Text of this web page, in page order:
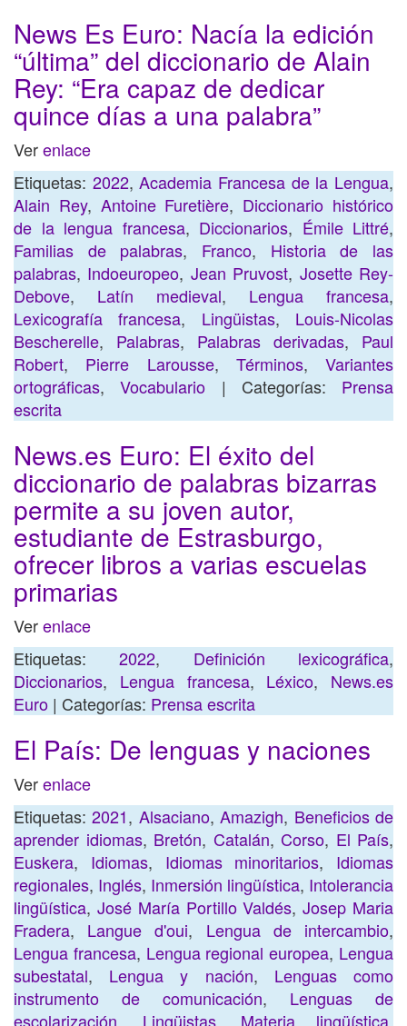
News Es Euro: Nacía la edición
“última” del diccionario de Alain
Rey: “Era capaz de dedicar
quince días a una palabra”
Verenlace
Etiquetas: 2022,Academia Francesa de la Lengua,
Alain Rey, Antoine Furetière, Diccionario histórico
de la lengua francesa, Diccionarios, Émile Littré,
Familias de palabras, Franco, Historia de las
palabras, Indoeuropeo, Jean Pruvost, Josette Rey-
Debove, Latín medieval, Lengua francesa,
Lexicografía francesa, Lingüistas, Louis-Nicolas
Bescherelle, Palabras, Palabras derivadas, Paul
Robert, Pierre Larousse, Términos, Variantes
ortográficas,Vocabulario | Categorías: Prensa
escrita
News.es Euro: El éxito del
diccionario de palabras bizarras
permite a su joven autor,
estudiante de Estrasburgo,
ofrecer libros a varias escuelas
primarias
Verenlace
Etiquetas:2022, Definición lexicográfica,
Diccionarios, Lengua francesa, Léxico, News.es
Euro | Categorías: Prensa escrita
El País: De lenguas y naciones
Verenlace
Etiquetas:2021, Alsaciano,Amazigh, Beneficios de
aprender idiomas, Bretón, Catalán, Corso, El País,
Euskera, Idiomas, Idiomas minoritarios, Idiomas
regionales, Inglés, Inmersión lingüística, Intolerancia
lingüística, José María Portillo Valdés,Josep Maria
Fradera, Langue d'oui, Lengua de intercambio,
Lengua francesa, Lengua regional europea, Lengua
subestatal, Lengua y nación, Lenguas como
instrumento de comunicación, Lenguas de
escolarización
Lingüistas, Materia lingüística